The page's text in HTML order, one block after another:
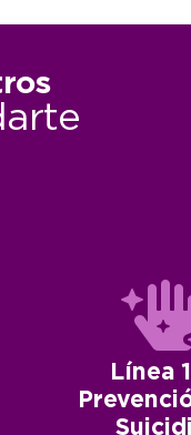
Línea